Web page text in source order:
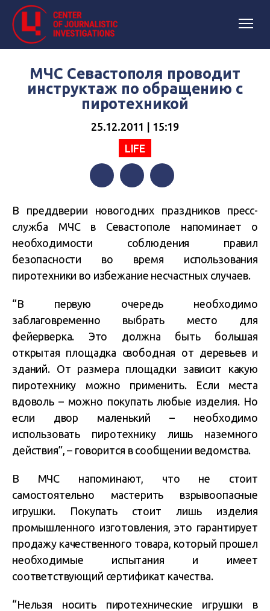
МЧС Севастополя проводит
инструктаж по обращению с
пиротехникой
25.12.2011 | 15:19
LIFE
В преддверии новогодних праздников пресс-
служба МЧС в Севастополе напоминает о
необходимости соблюдения правил
безопасности во время использования
пиротехники во избежание несчастных случаев.
“В первую очередь необходимо
заблаговременно выбрать место для
фейерверка. Это должна быть большая
открытая площадка свободная от деревьев и
зданий. От размера площадки зависит какую
пиротехнику можно применить. Если места
вдоволь – можно покупать любые изделия. Но
если двор маленький – необходимо
использовать пиротехнику лишь наземного
действия”, – говорится в сообщении ведомства.
В МЧС напоминают, что не стоит
самостоятельно мастерить взрывоопасные
игрушки. Покупать стоит лишь изделия
промышленного изготовления, это гарантирует
продажу качественного товара, который прошел
необходимые испытания и имеет
соответствующий сертификат качества.
“Нельзя носить пиротехнические игрушки в